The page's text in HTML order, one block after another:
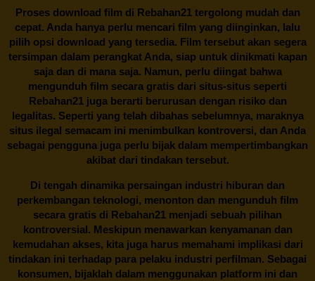
Proses download film di Rebahan21tergolong mudah dan
cepat. Anda hanya perlu mencari film yang diinginkan, lalu
pilih opsi download yang tersedia. Film tersebut akan segera
tersimpan dalam perangkat Anda, siap untuk dinikmati kapan
saja dan di mana saja. Namun, perlu diingat bahwa
mengunduh film secara gratis dari situs-situs seperti
Rebahan21 juga berarti berurusan dengan risiko dan
legalitas. Seperti yang telah dibahas sebelumnya, maraknya
situs ilegal semacam ini menimbulkan kontroversi, dan Anda
sebagai pengguna juga perlu bijak dalam mempertimbangkan
akibat dari tindakan tersebut.
Di tengah dinamika persaingan industri hiburan dan
perkembangan teknologi, menonton dan mengunduh film
secara gratis di Rebahan21 menjadi sebuah pilihan
kontroversial. Meskipun menawarkan kenyamanan dan
kemudahan akses, kita juga harus memahami implikasi dari
tindakan ini terhadap para pelaku industri perfilman. Sebagai
konsumen, bijaklah dalam menggunakan platform ini dan